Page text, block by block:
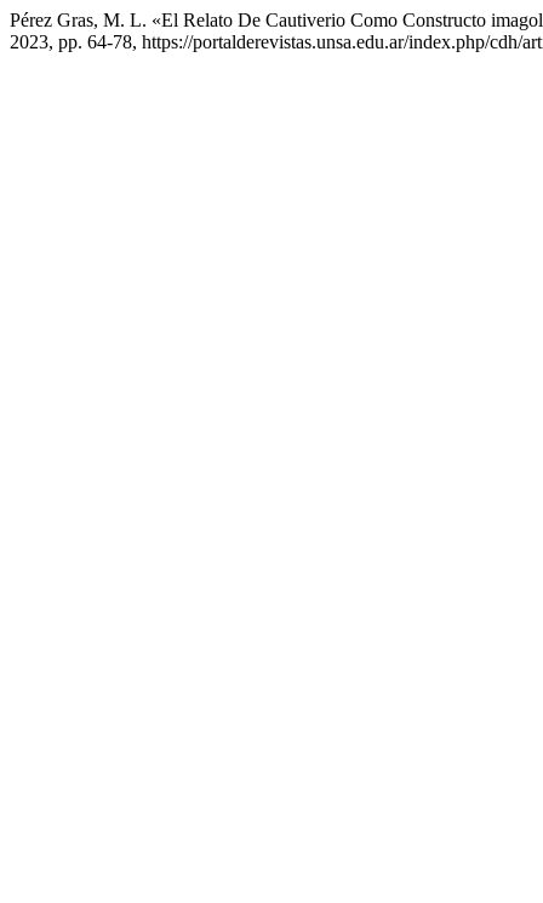
Pérez Gras, M. L. «El Relato De Cautiverio Como Constructo
2023, pp. 64-78, https://portalderevistas.unsa.edu.ar/index.php/cdh/